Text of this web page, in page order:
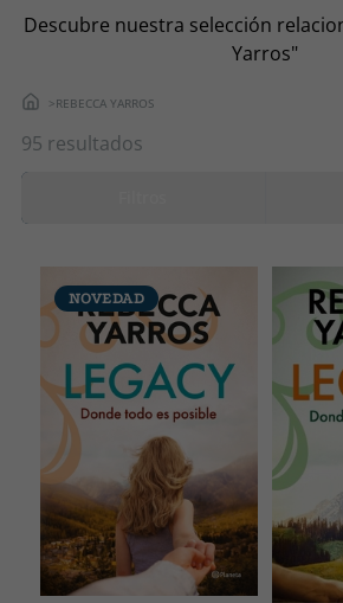
Descubre nuestra selección
Yarros"
REBECCA YARROS
95 resultados
NOVEDAD